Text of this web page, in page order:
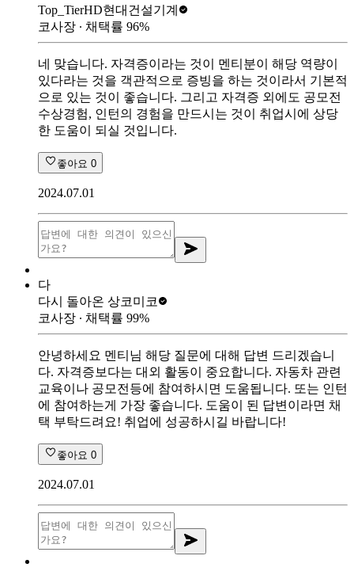
Top_TierHD현대건설기계
코사장 ∙ 채택률 96%
네 맞습니다. 자격증이라는 것이 멘티분이 해당 역량이
있다라는 것을 객관적으로 증빙을 하는 것이라서 기본적
으로 있는 것이 좋습니다. 그리고 자격증 외에도 공모전
수상경험, 인턴의 경험을 만드시는 것이 취업시에 상당
한 도움이 되실 것입니다.
좋아요 0
2024.07.01
다
다시 돌아온 상코미코
코사장 ∙ 채택률 99%
안녕하세요 멘티님 해당 질문에 대해 답변 드리겠습니
다. 자격증보다는 대외 활동이 중요합니다. 자동차 관련
교육이나 공모전등에 참여하시면 도움됩니다. 또는 인턴
에 참여하는게 가장 좋습니다. 도움이 된 답변이라면 채
택 부탁드려요! 취업에 성공하시길 바랍니다!
좋아요 0
2024.07.01